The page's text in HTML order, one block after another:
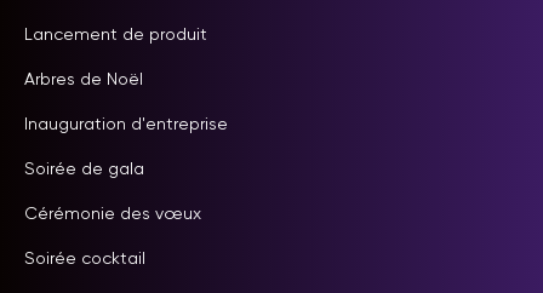
Lancement de produit
Arbres de Noël
Inauguration d'entreprise
Soirée de gala
Cérémonie des vœux
Soirée cocktail